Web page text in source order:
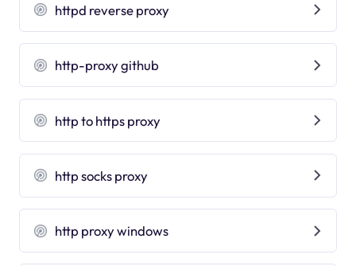
httpd reverse proxy
http-proxy github
http to https proxy
http socks proxy
http proxy windows